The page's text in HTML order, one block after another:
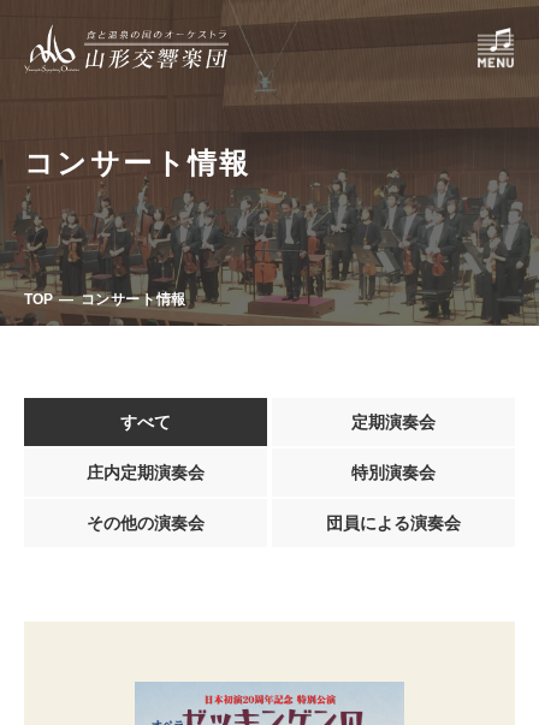
コンサート情報
TOP コンサート情報
すべて 定期演奏会
庄内定期演奏会 特別演奏会
その他の演奏会 団員による演奏会